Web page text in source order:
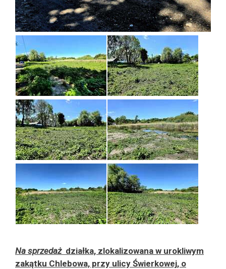
Na sprzedaż działka, zlokalizowana w urokliwym
zakątku Chlebowa, przy ulicy Świerkowej, o